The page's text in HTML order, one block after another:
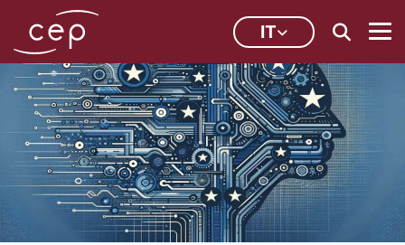
IT